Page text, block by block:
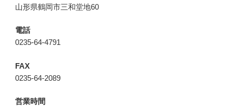
山形県鶴岡市三和堂地60
電話
0235-64-4791
FAX
0235-64-2089
営業時間